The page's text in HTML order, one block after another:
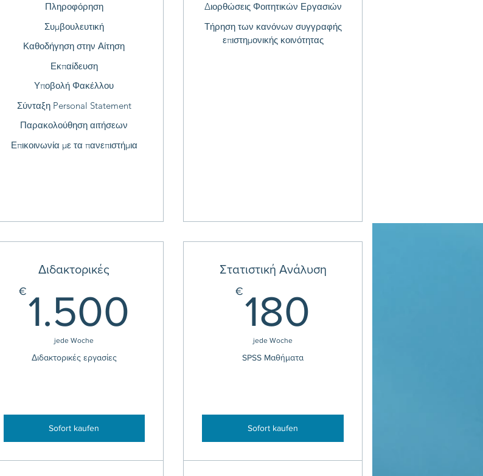
Πληροφόρηση
Συμβουλευτική
Καθοδήγηση στην Αίτηση
Εκπαίδευση
Υποβολή Φακέλλου
Σύνταξη Personal Statement
Παρακολούθηση αιτήσεων
Επικοινωνία με τα πανεπιστήμια
Διορθώσεις Φοιτητικών Εργασιών
Τήρηση των κανόνων συγγραφής
επιστημονικής κοινότητας
Διδακτορικές
€ 1.500 1.500€
jede Woche
Διδακτορικές εργασίες
Sofort kaufen
Στατιστική Ανάλυση
€ 180
jede Woche
SPSS Mαθήματα
Sofort kaufen